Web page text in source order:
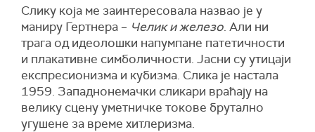
Слику која ме заинтересовала назвао је у
маниру Гертнера – Челик и железо. Али ни
трага од идеолошки напумпане патетичности
и плакативне симболичности. Јасни су утицаји
експресионизма и кубизма. Слика је настала
1959. Западнонемачки сликари враћају на
велику сцену уметничке токове брутално
угушене за време хитлеризма.